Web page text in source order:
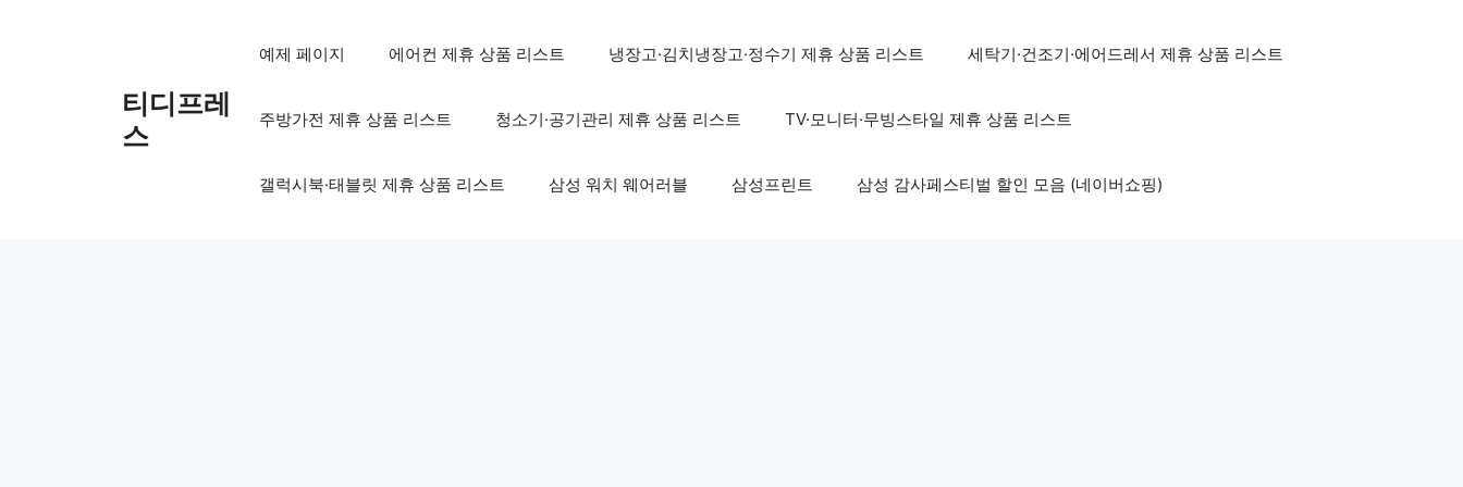
티디프레
스
예제 페이지 에어컨 제휴 상품 리스트 냉장고·김치냉장고·정수기 제휴 상품 리스트 세탁기·건조기·에어드레서 제휴 상품 리스트
주방가전 제휴 상품 리스트 청소기·공기관리 제휴 상품 리스트 TV·모니터·무빙스타일 제휴 상품 리스트
갤럭시북·태블릿 제휴 상품 리스트 삼성 워치 웨어러블 삼성프린트 삼성 감사페스티벌 할인 모음 (네이버쇼핑)